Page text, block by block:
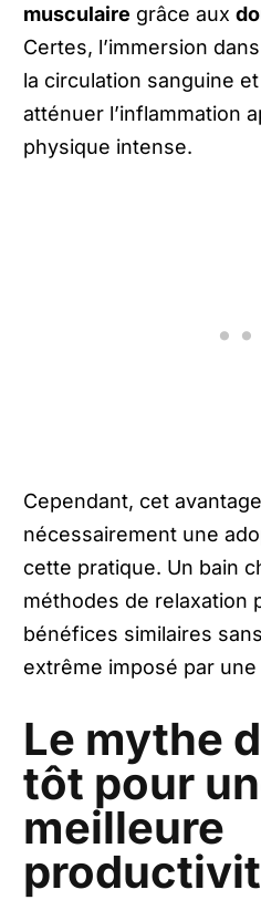
musculaire grâce aux
Certes, l’immersion
la circulation sanguine
atténuer l’inflammation
physique intense.
Cependant, cet
nécessairement une
cette pratique. Un bain
méthodes de relaxation
bénéfices similaires
extrême imposé par une
Le mythe
tôt pour
meilleure